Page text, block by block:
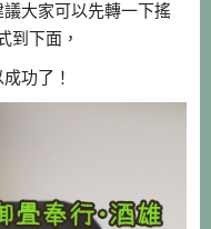
大家可以先轉一下搖
到下面，
功了！